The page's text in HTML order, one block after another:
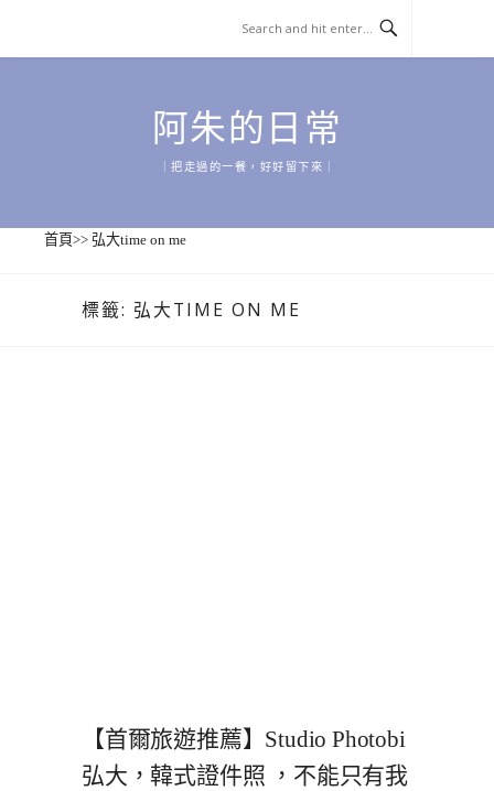
content
阿朱的日常
｜把走過的一餐，好好留下來｜
首頁>> 弘大time on me
標籤: 弘大TIME ON ME
【首爾旅遊推薦】Studio Photobi
弘大，韓式證件照 ，不能只有我